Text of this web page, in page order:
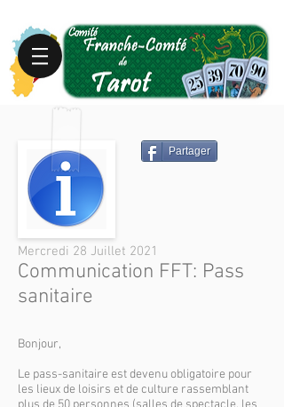
Partager
Mercredi 28 Juillet 2021
Communication FFT: Pass
sanitaire
Bonjour,
Le pass-sanitaire est devenu obligatoire pour
les lieux de loisirs et de culture rassemblant